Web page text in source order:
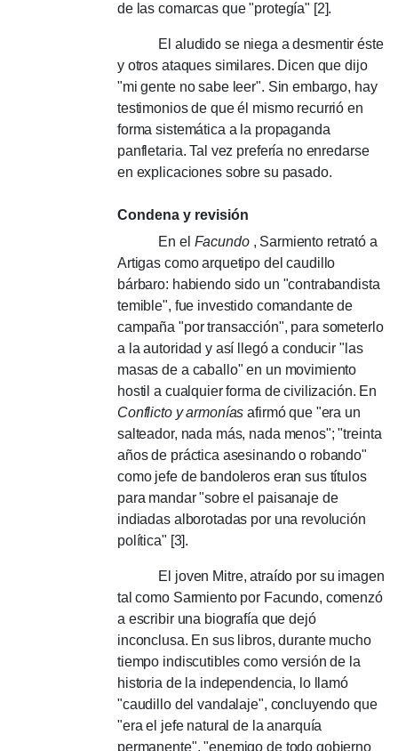
de las comarcas que "protegía" [2].
El aludido se niega a desmentir éste
y otros ataques similares. Dicen que dijo
"mi gente no sabe leer". Sin embargo, hay
testimonios de que él mismo recurrió en
forma sistemática a la propaganda
panfletaria.Tal vez prefería no enredarse
en explicaciones sobre su pasado.
Condena y revisión
En el Facundo, Sarmiento retrató a
Artigas como arquetipo del caudillo
bárbaro: habiendo sido un "contrabandista
temible", fue investido comandante de
campaña "por transacción", para someterlo
a la autoridad y así llegó a conducir "las
masas de a caballo" en un movimiento
hostil a cualquier forma de civilización. En
Conflicto y armonías afirmó que "era un
salteador, nada más, nada menos";"treinta
años de práctica asesinando o robando"
como jefe de bandoleros eran sus títulos
para mandar "sobre el paisanaje de
indiadas alborotadas por una revolución
política" [3].
El joven Mitre, atraído por su imagen
tal como Sarmiento por Facundo, comenzó
a escribir una biografía que dejó
inconclusa. En sus libros, durante mucho
tiempo indiscutibles como versión de la
historia de la independencia, lo llamó
"caudillo del vandalaje", concluyendo que
"era el jefe natural de la anarquía
permanente", "enemigo de todo gobierno